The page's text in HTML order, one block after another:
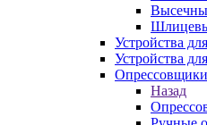
Устройства
Устройства
Опрессовщики
Назад